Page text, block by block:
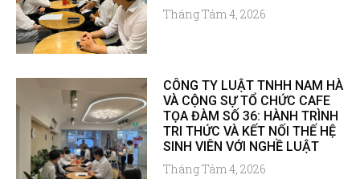
Tháng Tám 4, 2026
CÔNG TY LUẬT TNHH NAM HÀ
VÀ CỘNG SỰ TỔ CHỨC CAFE
TỌA ĐÀM SỐ 36: HÀNH TRÌNH
TRI THỨC VÀ KẾT NỐI THẾ HỆ
SINH VIÊN VỚI NGHỀ LUẬT
Tháng Tám 4, 2026